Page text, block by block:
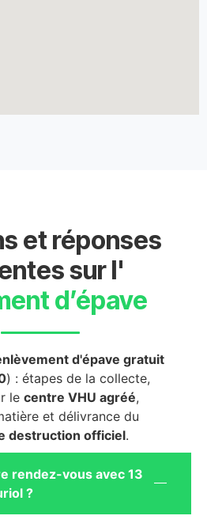
et réponses
sur l'
d’épave
d'épave gratuit
) : étapes de la collecte,
lecentre VHU agréé,
et délivrance du
destruction officiel.
rendez-vous avec 13
?